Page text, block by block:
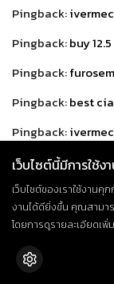
Pingback:
Pingback:buy
Pingback:
Pingback:best
Pingback:
Pingback:
Pingback:
Pingback:buy
Pingback:
เว็บไซต์นี้มีการใช้ง
เว็บไซต์ของเราใช้งานคุ
งานได้ดียิ่งขึ้น คุณสามา
โดยการดูรายละเอียดเ